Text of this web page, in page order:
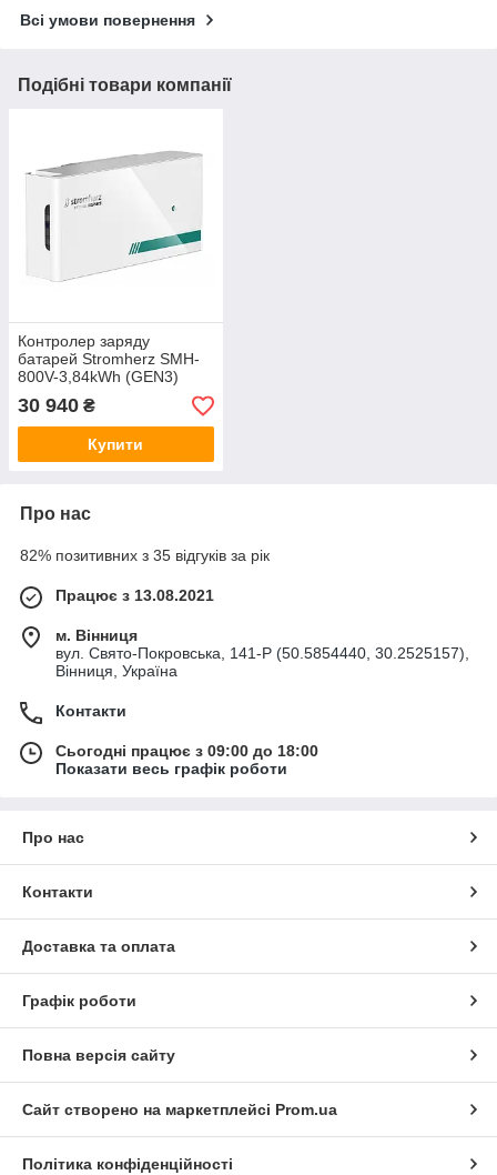
Всі умови повернення
Подібні товари компанії
Контролер заряду
батарей Stromherz SMH-
800V-3,84kWh (GEN3)
HOME
30 940 ₴
Купити
Про нас
82% позитивних з 35 відгуків за рік
Працює з 13.08.2021
м. Вінниця
вул. Свято-Покровська, 141-Р (50.5854440, 30.2525157),
Вінниця, Україна
Контакти
Сьогодні працює з 09:00 до 18:00
Показати весь графік роботи
Про нас
Контакти
Доставка та оплата
Графік роботи
Повна версія сайту
Сайт створено на маркетплейсі Prom.ua
Політика конфіденційності